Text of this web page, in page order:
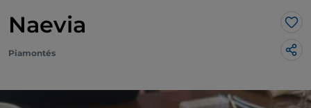
Naevia Me
Piamontés